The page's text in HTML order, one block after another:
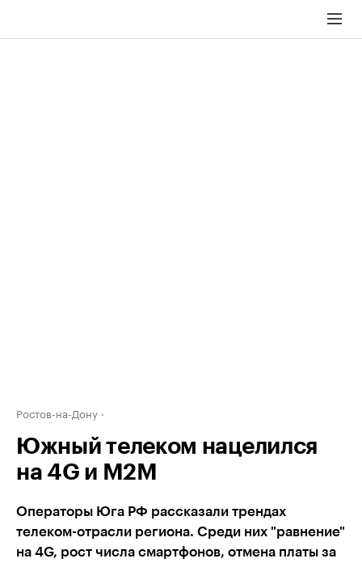
Ростов-на-Дону
Южный телеком нацелился
на 4G и М2М
Операторы Юга РФ рассказали трендах
телеком-отрасли региона. Среди них "равнение"
на 4G, рост числа смартфонов, отмена платы за